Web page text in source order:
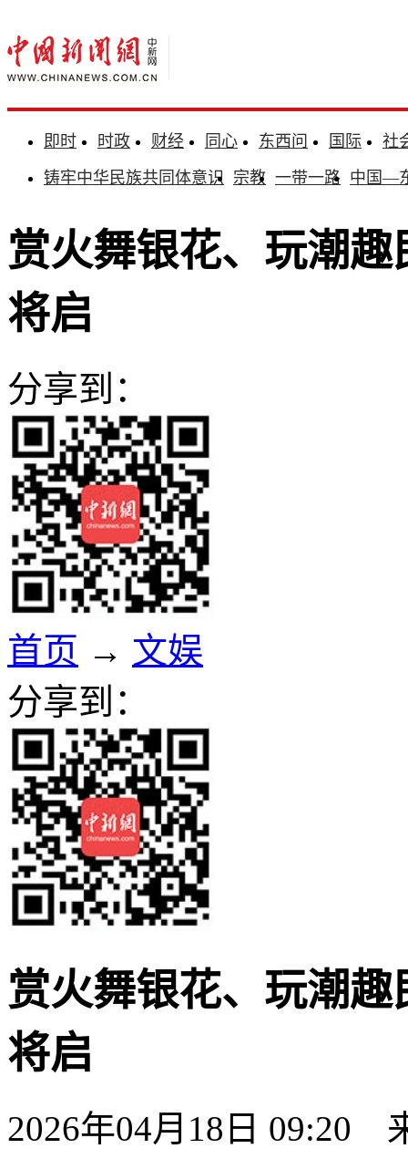
即时 时政 财经 同心 东西问 国际
社
铸牢中华民族共同体意识 宗教 一带一路 中国—
赏火舞银花、玩潮
将启
分享到：
首页 → 文娱
分享到：
赏火舞银花、玩潮
将启
2026年04月18日 09:20